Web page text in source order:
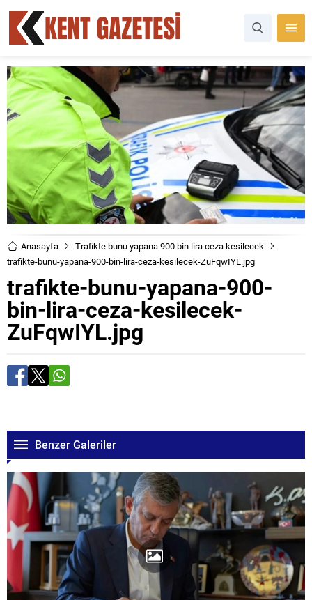
Anasayfa
Trafikte bunu yapana 900 bin lira ceza kesilecek
trafikte-bunu-yapana-900-bin-lira-ceza-kesilecek-ZuFqwIYL.jpg
trafikte-bunu-yapana-900-
bin-lira-ceza-kesilecek-
ZuFqwIYL.jpg
Benzer Galeriler